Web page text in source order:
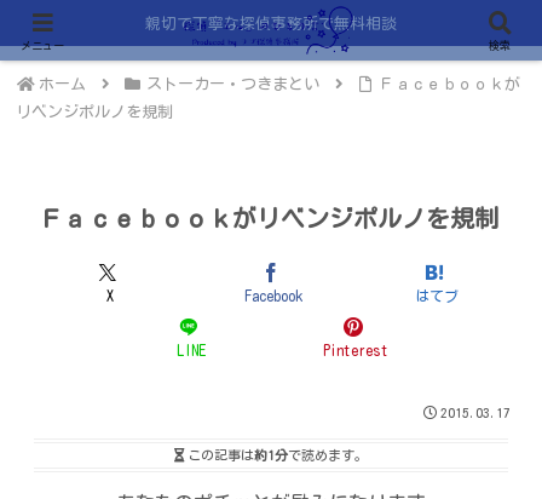
親切で丁寧な探偵事務所で無料相談
ホーム ストーカー・つきまとい
Ｆａｃｅｂｏｏｋが
リベンジポルノを規制
Ｆａｃｅｂｏｏｋがリベンジポルノを規制
X Facebook はてブ
LINE Pinterest
2015.03.17
この記事は約1分で読めます。
メニュー 検索